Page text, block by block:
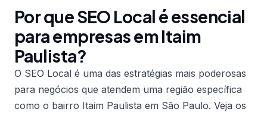
Por que SEO Local é essencial
para empresas em Itaim
Paulista?
O SEO Local é uma das estratégias mais poderosas
para negócios que atendem uma região específica
como o bairro Itaim Paulista em São Paulo. Veja os